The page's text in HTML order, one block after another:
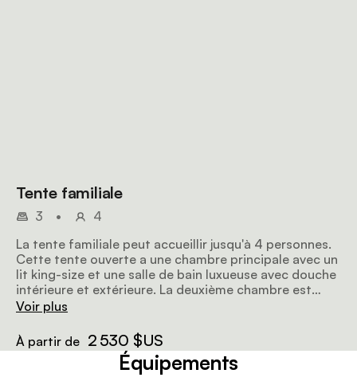
Tente familiale
3 •
4
La tente familiale peut accueillir jusqu'à 4 personnes.
Cette tente ouverte a une chambre principale avec un
lit king-size et une salle de bain luxueuse avec douche
intérieure et extérieure. La deuxième chambre est
reliée par une grande véranda et a soit un lit double,
Voir plus
À partir de 2 530 $US
Équipements